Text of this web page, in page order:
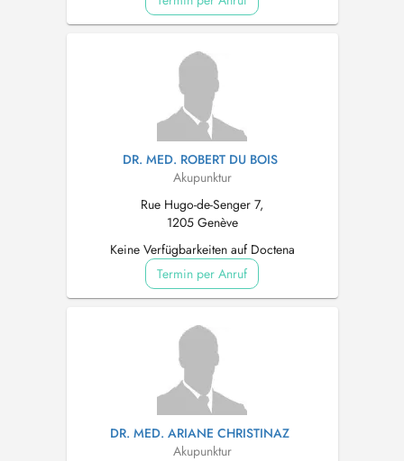
DR. MED. ROBERT DU BOIS
Akupunktur
Rue Hugo-de-Senger 7,
1205 Genève
Keine Verfügbarkeiten auf Doctena
Termin per Anruf
DR. MED. ARIANE CHRISTINAZ
Akupunktur